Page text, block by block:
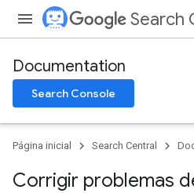
Search
Documentation
Search Console
Página inicial Search Central
Corrigir problemas